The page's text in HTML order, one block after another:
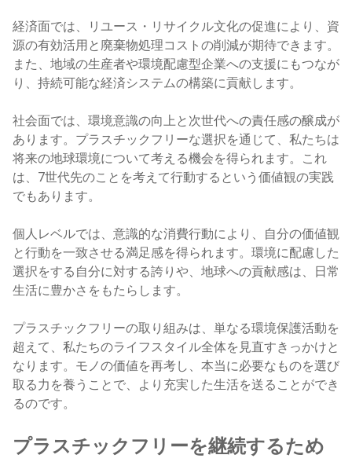
経済面では、リユース・リサイクル文化の促進により、資
源の有効活用と廃棄物処理コストの削減が期待できます。
また、地域の生産者や環境配慮型企業への支援にもつなが
り、持続可能な経済システムの構築に貢献します。
社会面では、環境意識の向上と次世代への責任感の醸成が
あります。プラスチックフリーな選択を通じて、私たちは
将来の地球環境について考える機会を得られます。これ
は、7世代先のことを考えて行動するという価値観の実践
でもあります。
個人レベルでは、意識的な消費行動により、自分の価値観
と行動を一致させる満足感を得られます。環境に配慮した
選択をする自分に対する誇りや、地球への貢献感は、日常
生活に豊かさをもたらします。
プラスチックフリーの取り組みは、単なる環境保護活動を
超えて、私たちのライフスタイル全体を見直すきっかけと
なります。モノの価値を再考し、本当に必要なものを選び
取る力を養うことで、より充実した生活を送ることができ
るのです。
プラスチックフリーを継続するため